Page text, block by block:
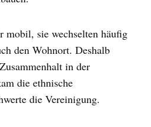
mobil, sie wechselten häufig
den Wohnort. Deshalb
in der
die ethnische
die Vereinigung.